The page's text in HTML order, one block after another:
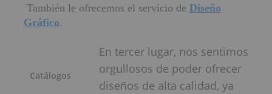
También le ofrecemos el servicio de Diseño
Gráfico.
Catálogos
En tercer lugar, nos sentimos
orgullosos de poder ofrecer
diseños de alta calidad, ya